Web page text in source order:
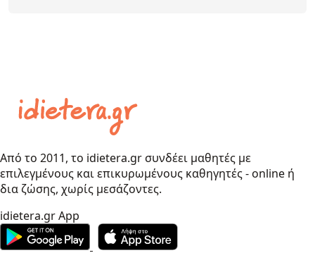
Από το 2011, το idietera.gr συνδέει μαθητές με
επιλεγμένους και επικυρωμένους καθηγητές - online ή
δια ζώσης, χωρίς μεσάζοντες.
idietera.gr App